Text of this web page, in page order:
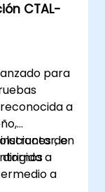
y
de
perfecto
avance
móvil.
CTAL-
para
a
deen
a
a